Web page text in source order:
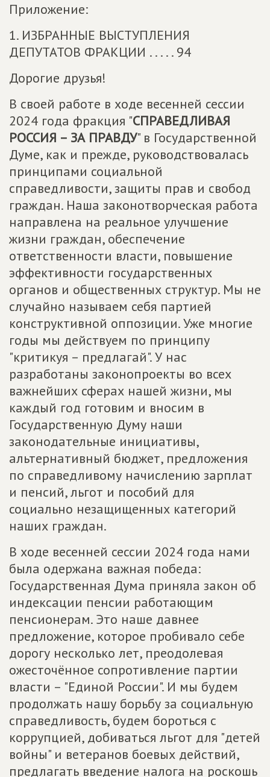
Приложение:
1. ИЗБРАННЫЕ ВЫСТУПЛЕНИЯ
ДЕПУТАТОВ ФРАКЦИИ . . . . . 94
Дорогие друзья!
В своей работе в ходе весенней сессии
2024 года фракция "СПРАВЕДЛИВАЯ
РОССИЯ – ЗА ПРАВДУ" в Государственной
Думе, как и прежде, руководствовалась
принципами социальной
справедливости, защиты прав и свобод
граждан. Наша законотворческая работа
направлена на реальное улучшение
жизни граждан, обеспечение
ответственности власти, повышение
эффективности государственных
органов и общественных структур. Мы не
случайно называем себя партией
конструктивной оппозиции. Уже многие
годы мы действуем по принципу
"критикуя – предлагай". У нас
разработаны законопроекты во всех
важнейших сферах нашей жизни, мы
каждый год готовим и вносим в
Государственную Думу наши
законодательные инициативы,
альтернативный бюджет, предложения
по справедливому начислению зарплат
и пенсий, льгот и пособий для
социально незащищенных категорий
наших граждан.
В ходе весенней сессии 2024 года нами
была одержана важная победа:
Государственная Дума приняла закон об
индексации пенсии работающим
пенсионерам. Это наше давнее
предложение, которое пробивало себе
дорогу несколько лет, преодолевая
ожесточённое сопротивление партии
власти – "Единой России". И мы будем
продолжать нашу борьбу за социальную
справедливость, будем бороться с
коррупцией, добиваться льгот для "детей
войны" и ветеранов боевых действий,
предлагать введение налога на роскошь